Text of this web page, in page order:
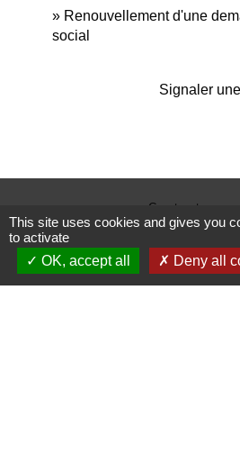
Renouvellement d'une
social
Signaler
Contactez-
Commune de
30, route
38280 Janneyrias -
+33 4 78 32 02
This site uses cookies and gives you
to activate
OK, accept all
Deny all